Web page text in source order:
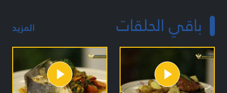
باقي الحلقات المزيد